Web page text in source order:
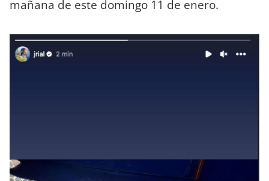
mañana de este domingo 11 de enero.